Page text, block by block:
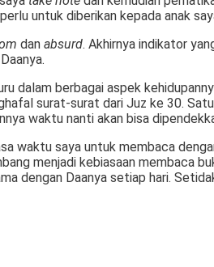
untuk diberikan kepada anak
dan absurd. Akhirnya indikator
dalam berbagai aspek
surat-surat dari Juz ke 30.
waktu nanti akan bisa
waktu saya untuk membaca
menjadi kebiasaan membaca
dengan Daanya setiap hari.